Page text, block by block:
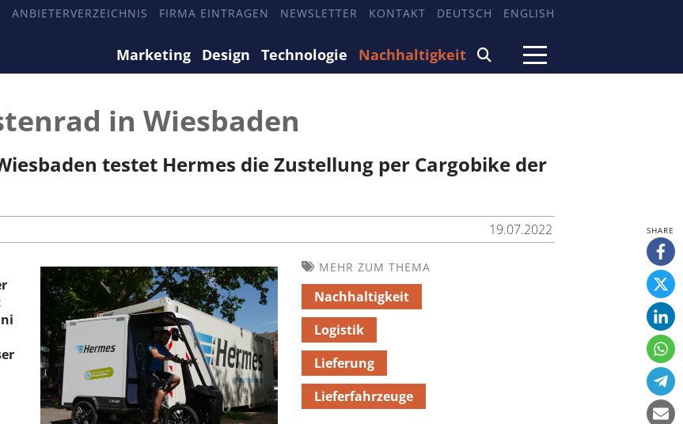
ANBIETERVERZEICHNIS FIRMA EINTRAGEN NEWSLETTER KONTAKT DEUTSCH ENGLISH
Marketing Design Technologie Nachhaltigkeit
in Wiesbaden
testet Hermes die Zustellung per Cargobike der
19.07.2022
MEHR ZUM THEMA
Nachhaltigkeit
Logistik
Lieferung
Lieferfahrzeuge